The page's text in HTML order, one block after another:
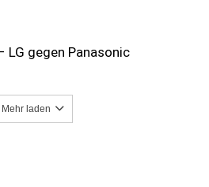
LG gegen Panasonic
Mehr laden